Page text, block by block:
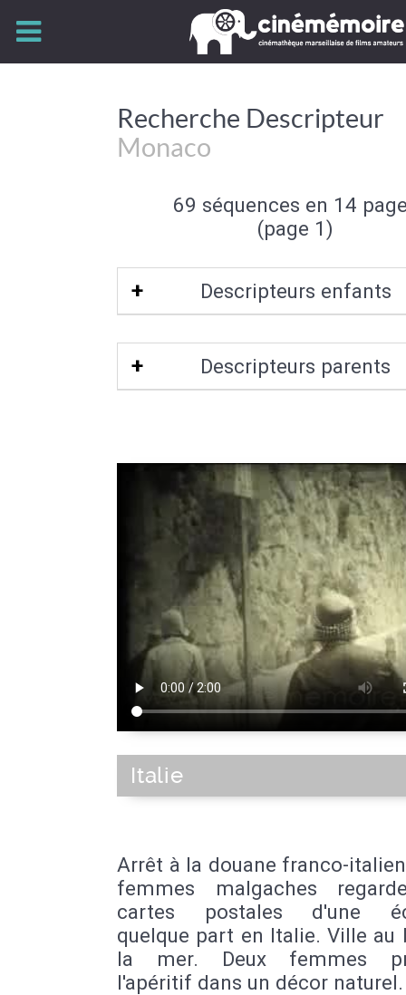
Recherche Descripteur
Monaco
69 séquences en 14
(page 1)
Descripteurs enfants
Monte-Carlo
Descripteurs parents
Italie
Arrêt à la douane franco-
femmes malgaches
cartes postales d'une
quelque part en Italie. Ville au
la mer. Deux femmes
l'apéritif dans un décor naturel.